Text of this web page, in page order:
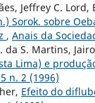
Jeffrey C.
Sorok. sobre
, Anais da
da S. Martins,
Lima) e
n. 2 (1996)
Efeito do